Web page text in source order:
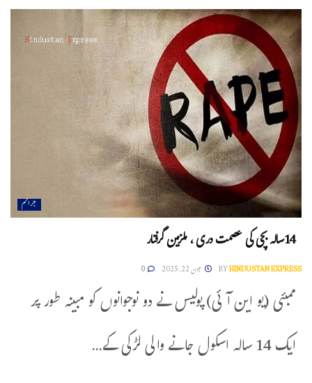
جرائم
14سالہ بچی کی عصمت دری ، ملزمین گرفتار
BYHINDUSTAN EXPRESS جون 22, 2025 0
ممبئی (یو این آئی) پولیس نے دو نوجوانوں کو مبینہ طور پر
ایک 14 سالہ اسکول جانے والی لڑکی کے...